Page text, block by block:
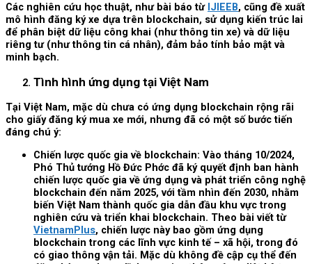
Các nghiên cứu học thuật, như bài báo từ IJIEEB, cũng đề xuất
mô hình đăng ký xe dựa trên blockchain, sử dụng kiến trúc lai
để phân biệt dữ liệu công khai (như thông tin xe) và dữ liệu
riêng tư (như thông tin cá nhân), đảm bảo tính bảo mật và
minh bạch.
Tình hình ứng dụng tại Việt Nam
Tại Việt Nam, mặc dù chưa có ứng dụng blockchain rộng rãi
cho giấy đăng ký mua xe mới, nhưng đã có một số bước tiến
đáng chú ý:
Chiến lược quốc gia về blockchain: Vào tháng 10/2024,
Phó Thủ tướng Hồ Đức Phớc đã ký quyết định ban hành
chiến lược quốc gia về ứng dụng và phát triển công nghệ
blockchain đến năm 2025, với tầm nhìn đến 2030, nhằm
biến Việt Nam thành quốc gia dẫn đầu khu vực trong
nghiên cứu và triển khai blockchain. Theo bài viết từ
VietnamPlus, chiến lược này bao gồm ứng dụng
blockchain trong các lĩnh vực kinh tế – xã hội, trong đó
có giao thông vận tải. Mặc dù không đề cập cụ thể đến